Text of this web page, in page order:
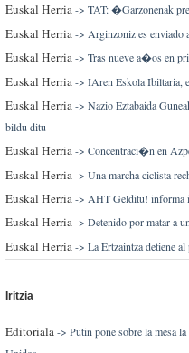
Euskal Herria-> TAT: �Garzonenak
Euskal Herria-> Arginzoniz es enviado
Euskal Herria-> Tras nueve a�os en
Euskal Herria -> IAren Eskola Ibiltaria,
Euskal Herria-> Nazio Eztabaida
bildu ditu
Euskal Herria-> Concentraci�n en
Euskal Herria-> Una marcha ciclista
Euskal Herria-> AHT Gelditu! informa
Euskal Herria-> Detenido por matar a
Euskal Herria-> La Ertzaintza detiene
Iritzia
Editoriala-> Putin pone sobre la mesa